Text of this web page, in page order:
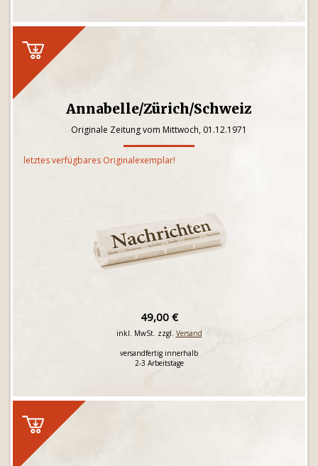
Annabelle/Zürich/Schweiz
Originale Zeitung vom Mittwoch, 01.12.1971
letztes verfügbares Originalexemplar!
49,00 €
inkl. MwSt. zzgl. Versand
versandfertig innerhalb
2-3 Arbeitstage